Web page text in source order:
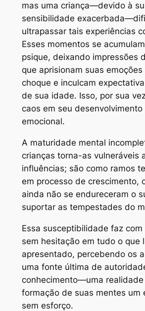
mas uma criança—devido à
sensibilidade
ultrapassar tais experiências
Esses momentos se
psique, deixando impressões
que aprisionam suas
choque e inculcam
de sua idade. Isso, por sua
caos em seu desenvolvimento
emocional.
A maturidade mental
crianças torna-as vulneráveis
influências; são como ramos
em processo de crescimento,
ainda não se endureceram o
suportar as tempestades do
Essa susceptibilidade faz com
sem hesitação em tudo o que
apresentado, percebendo os
uma fonte última de
conhecimento—uma realidade
formação de suas mentes um
sem esforço.